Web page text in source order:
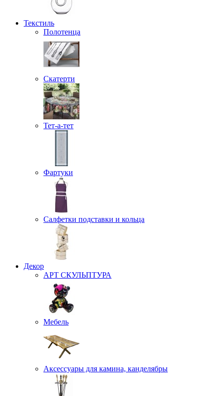
Текстиль
Полотенца
Скатерти
Тет-а-тет
Фартуки
Салфетки подставки и кольца
Декор
АРТ СКУЛЬПТУРА
Мебель
Аксессуары для камина, канделябры